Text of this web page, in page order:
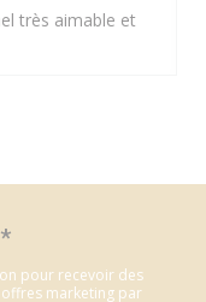
très aimable et
*
pour recevoir des
marketing par